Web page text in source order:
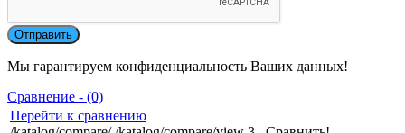
Мы гарантируем конфиденциальность Ваших данных!
Сравнение - (0)
Перейти к сравнению